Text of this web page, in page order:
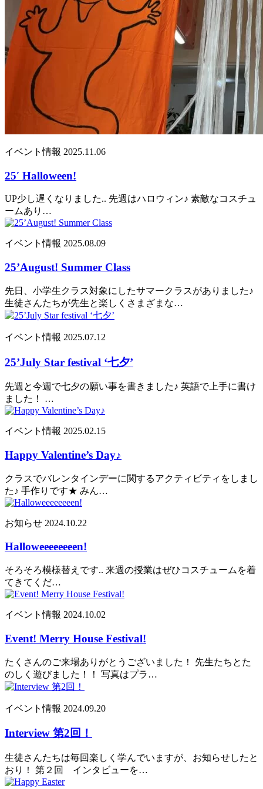
イベント情報 2025.11.06
25′ Halloween!
UP少し遅くなりました.. 先週はハロウィン♪ 素敵なコスチュ
ームあり…
イベント情報 2025.08.09
25’August! Summer Class
先日、小学生クラス対象にしたサマークラスがありました♪
生徒さんたちが先生と楽しくさまざまな…
イベント情報 2025.07.12
25’July Star festival ‘七夕’
先週と今週で七夕の願い事を書きました♪ 英語で上手に書け
ました！ …
イベント情報 2025.02.15
Happy Valentine’s Day♪
クラスでバレンタインデーに関するアクティビティをしまし
た♪ 手作りです★ みん…
お知らせ 2024.10.22
Halloweeeeeeeen!
そろそろ模様替えです.. 来週の授業はぜひコスチュームを着
てきてくだ…
イベント情報 2024.10.02
Event! Merry House Festival!
たくさんのご来場ありがとうございました！ 先生たちとた
のしく遊びました！！ 写真はプラ…
イベント情報 2024.09.20
Interview 第2回！
生徒さんたちは毎回楽しく学んでいますが、お知らせしたと
おり！ 第２回 インタビューを…